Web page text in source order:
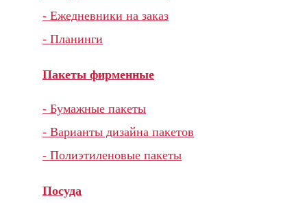
- Ежедневники на заказ
- Планинги
Пакеты фирменные
- Бумажные пакеты
- Варианты дизайна пакетов
- Полиэтиленовые пакеты
Посуда